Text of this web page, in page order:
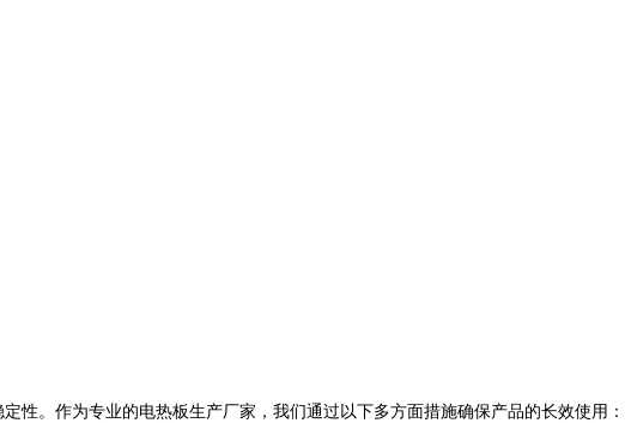
。作为专业的电热板生产厂家，我们通过以下多方面措施确保产品的长效使用：